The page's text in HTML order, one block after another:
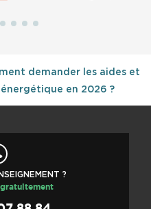
demander les aides et
en 2026 ?
?
gratuitement